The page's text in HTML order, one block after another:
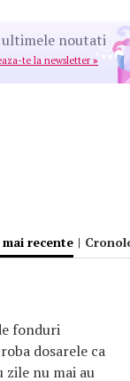
noutati
te la newsletter »
mai recente |
fonduri
dosarele ca
zile nu mai au